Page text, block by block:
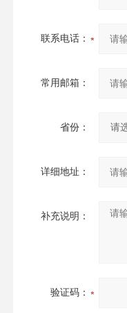
联系电话：
常用邮箱：
省份：
详细地址：
补充说明：
验证码：